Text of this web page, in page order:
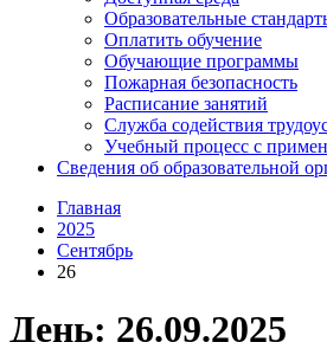
Образовательные
Оплатить обучение
Обучающие программы
Пожарная безопасность
Расписание занятий
Служба содействия
Учебный процесс с
Сведения об образовательной
Главная
2025
Сентябрь
26
День: 26.09.2025